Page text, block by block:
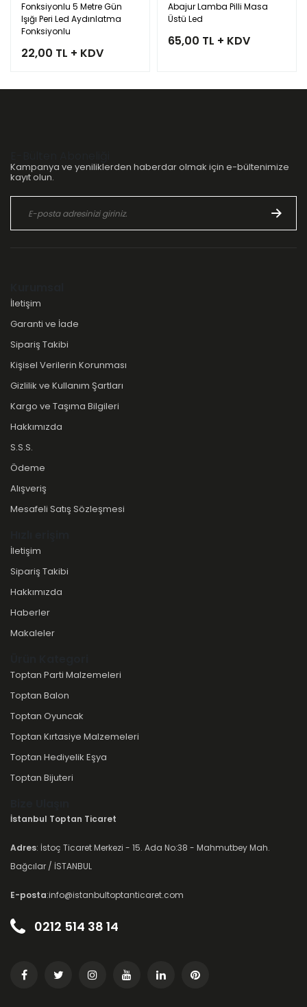
Fonksiyonlu 5 Metre Gün
Işığı Peri Led Aydınlatma
Fonksiyonlu
22,00 TL + KDV
Abajur Lamba Pilli Masa
Üstü Led
65,00 TL + KDV
Kampanya ve yeniliklerden haberdar olmak için e-bültenimize
kayıt olun.
İletişim
Garanti ve İade
Sipariş Takibi
Kişisel Verilerin Korunması
Gizlilik ve Kullanım Şartları
Kargo ve Taşıma Bilgileri
Hakkımızda
S.S.S.
Ödeme
Alışveriş
Mesafeli Satış Sözleşmesi
İletişim
Sipariş Takibi
Hakkımızda
Haberler
Makaleler
Toptan Parti Malzemeleri
Toptan Balon
Toptan Oyuncak
Toptan Kırtasiye Malzemeleri
Toptan Hediyelik Eşya
Toptan Bijuteri
İstanbul Toptan Ticaret
Adres: İstoç Ticaret Merkezi - 15. Ada No:38 - Mahmutbey Mah.
Bağcılar / İSTANBUL
E-posta:info@istanbultoptanticaret.com
0212 514 38 14